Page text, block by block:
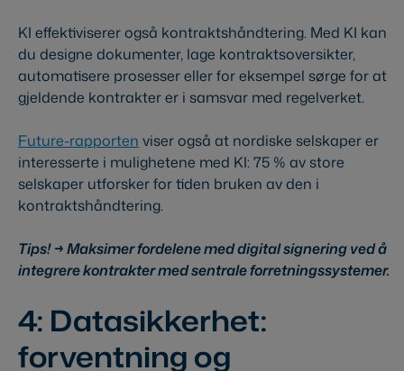
KI effektiviserer også kontraktshåndtering. Med KI kan
du designe dokumenter, lage kontraktsoversikter,
automatisere prosesser eller for eksempel sørge for at
gjeldende kontrakter er i samsvar med regelverket.
Future-rapporten viser også at nordiske selskaper er
interesserte i mulighetene med KI: 75 % av store
selskaper utforsker for tiden bruken av den i
kontraktshåndtering.
Tips! → Maksimer fordelene med digital signering ved å
integrere kontrakter med sentrale forretningssystemer.
4: Datasikkerhet:
forventning og